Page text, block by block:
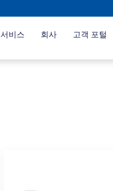
서비스 회사 고객 포털